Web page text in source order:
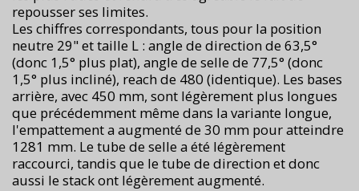
repousser ses limites.
Les chiffres correspondants, tous pour la position
neutre 29" et taille L : angle de direction de 63,5°
(donc 1,5° plus plat), angle de selle de 77,5° (donc
1,5° plus incliné), reach de 480 (identique). Les bases
arrière, avec 450 mm, sont légèrement plus longues
que précédemment même dans la variante longue,
l'empattement a augmenté de 30 mm pour atteindre
1281 mm. Le tube de selle a été légèrement
raccourci, tandis que le tube de direction et donc
aussi le stack ont légèrement augmenté.